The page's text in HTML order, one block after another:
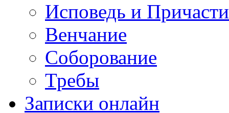
Исповедь и
Венчание
Соборование
Требы
Записки онлайн